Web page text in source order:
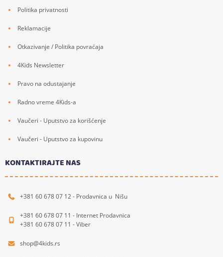
Politika privatnosti
Reklamacije
Otkazivanje / Politika povraćaja
4Kids Newsletter
Pravo na odustajanje
Radno vreme 4Kids-a
Vaučeri - Uputstvo za korišćenje
Vaučeri - Uputstvo za kupovinu
KONTAKTIRAJTE NAS
+381 60 678 07 12 - Prodavnica u Nišu
+381 60 678 07 11 - Internet Prodavnica
+381 60 678 07 11 - Viber
shop@4kids.rs